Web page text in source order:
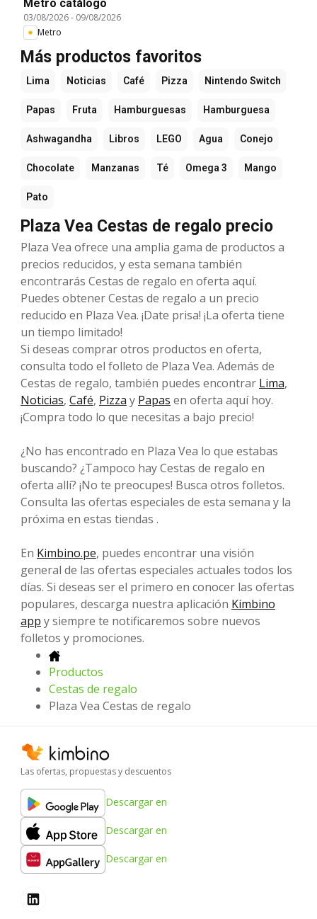
Metro catálogo
03/08/2026- 09/08/2026
Metro
Más productos favoritos
Lima Noticias Café Pizza Nintendo Switch
Papas Fruta Hamburguesas Hamburguesa
Ashwagandha Libros LEGO Agua Conejo
Chocolate Manzanas Té Omega 3 Mango
Pato
Plaza Vea Cestas de regalo precio
Plaza Vea ofrece una amplia gama de productos a
precios reducidos, y esta semana también
encontrarás Cestas de regalo en oferta aquí.
Puedes obtener Cestas de regalo a un precio
reducido en Plaza Vea. ¡Date prisa! ¡La oferta tiene
un tiempo limitado!
Si deseas comprar otros productos en oferta,
consulta todo el folleto de Plaza Vea. Además de
Cestas de regalo, también puedes encontrar Lima,
Noticias, Café, Pizza y Papas en oferta aquí hoy.
¡Compra todo lo que necesitas a bajo precio!
¿No has encontrado en Plaza Vea lo que estabas
buscando? ¿Tampoco hay Cestas de regalo en
oferta allí? ¡No te preocupes! Busca otros folletos.
Consulta las ofertas especiales de esta semana y la
próxima en estas tiendas .
En Kimbino.pe, puedes encontrar una visión
general de las ofertas especiales actuales todos los
días. Si deseas ser el primero en conocer las ofertas
populares, descarga nuestra aplicación Kimbino
app y siempre te notificaremos sobre nuevos
folletos y promociones.
Productos
Cestas de regalo
Plaza Vea Cestas de regalo
Las ofertas, propuestas y descuentos
Descargar en
Descargar en
Descargar en